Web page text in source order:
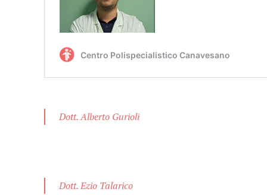
Dott. Alberto Gurioli
Dott. Ezio Talarico